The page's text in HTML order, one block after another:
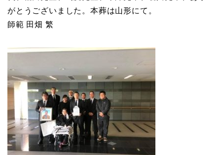
がとうございました。本葬は山形にて。
師範 田畑 繁